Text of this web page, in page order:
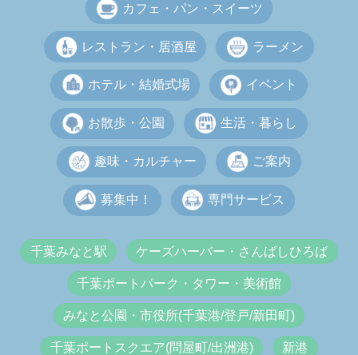
カフェ・パン・スイーツ
レストラン・居酒屋 ラーメン
ホテル・結婚式場 イベント
お散歩・公園 生活・暮らし
趣味・カルチャー ご案内
募集中！ 専門サービス
千葉みなと駅 ケーズハーバー・さんばしひろば
千葉ポートパーク・タワー・美術館
みなと公園・市役所(千葉港/登戸/新田町)
千葉ポートスクエア(問屋町/出洲港) 新港